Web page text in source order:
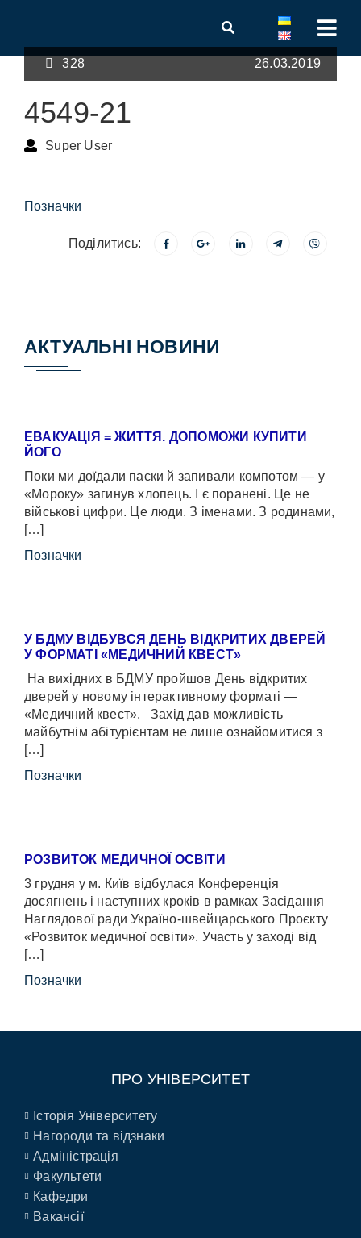
328 26.03.2019
4549-21
Super User
Позначки
Поділитись:
АКТУАЛЬНІ НОВИНИ
ЕВАКУАЦІЯ = ЖИТТЯ. ДОПОМОЖИ КУПИТИ
ЙОГО
Поки ми доїдали паски й запивали компотом — у
«Мороку» загинув хлопець. І є поранені. Це не
військові цифри. Це люди. З іменами. З родинами,
[…]
Позначки
У БДМУ ВІДБУВСЯ ДЕНЬ ВІДКРИТИХ ДВЕРЕЙ
У ФОРМАТІ «МЕДИЧНИЙ КВЕСТ»
На вихідних в БДМУ пройшов День відкритих
дверей у новому інтерактивному форматі —
«Медичний квест». Захід дав можливість
майбутнім абітурієнтам не лише ознайомитися з
[…]
Позначки
РОЗВИТОК МЕДИЧНОЇ ОСВІТИ
3 грудня у м. Київ відбулася Конференція
досягнень і наступних кроків в рамках Засідання
Наглядової ради Україно-швейцарського Проєкту
«Розвиток медичної освіти». Участь у заході від
[…]
Позначки
ПРО УНІВЕРСИТЕТ
Історія Університету
Нагороди та відзнаки
Адміністрація
Факультети
Кафедри
Вакансії